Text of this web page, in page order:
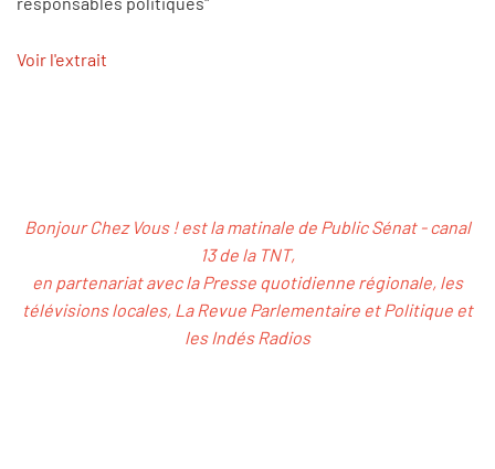
Voir l'extrait
Bonjour Chez Vous ! est la matinale de Public Sénat - canal
13 de la TNT,
en partenariat avec la Presse quotidienne régionale, les
télévisions locales, La Revue Parlementaire et Politique et
les Indés Radios